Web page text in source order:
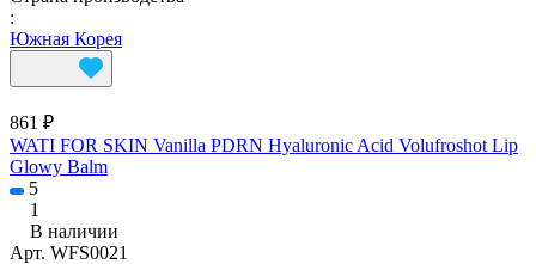
:
Южная Корея
861 ₽
WATI FOR SKIN Vanilla PDRN Hyaluronic Acid Volufroshot Lip
Glowy Balm
5
1
В наличии
Арт. WFS0021